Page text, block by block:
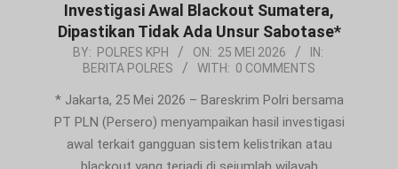
Investigasi Awal Blackout Sumatera,
Dipastikan Tidak Ada Unsur Sabotase*
2026-
25
BY: POLRES KPH ON: 25 MEI 2026
IN:
BERITA POLRES
WITH: 0 COMMENTS
* Jakarta, 25 Mei 2026 – Bareskrim Polri bersama
PT PLN (Persero) menyampaikan hasil investigasi
awal terkait gangguan sistem kelistrikan atau